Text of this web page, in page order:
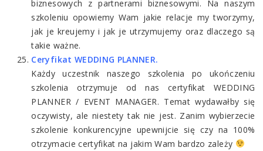
biznesowych z partnerami biznesowymi. Na naszym
szkoleniu opowiemy Wam jakie relacje my tworzymy,
jak je kreujemy i jak je utrzymujemy oraz dlaczego są
takie ważne.
Ceryfikat WEDDING PLANNER.
Każdy uczestnik naszego szkolenia po ukończeniu
szkolenia otrzymuje od nas certyfikat WEDDING
PLANNER / EVENT MANAGER. Temat wydawałby się
oczywisty, ale niestety tak nie jest. Zanim wybierzecie
szkolenie konkurencyjne upewnijcie się czy na 100%
otrzymacie certyfikat na jakim Wam bardzo zależy